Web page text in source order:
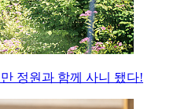
정원과 함께 사니 됐다!